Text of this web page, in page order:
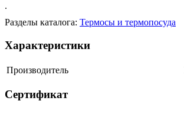
.
Разделы каталога: Термосы и термопосуда
Характеристики
Производитель
Сертификат